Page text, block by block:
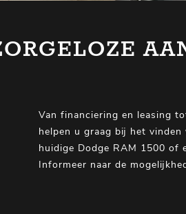
Van financiering en leasing
helpen u graag bij het
huidige Dodge RAM 1500 of
Informeer naar de